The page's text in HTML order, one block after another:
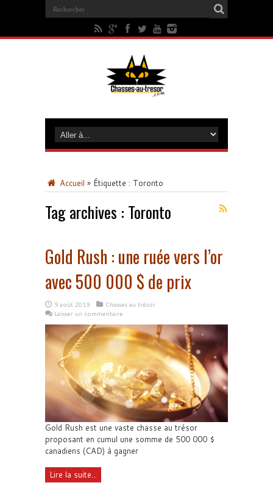
Accueil » Étiquette : Toronto
Tag archives : Toronto
Gold Rush : une ruée vers l’or
avec 500 000 $ de prix
9 août 2019
Chasses au trésor
Laisser un commentaire
Gold Rush est une vaste chasse au trésor
proposant en cumul une somme de 500 000 $
canadiens (CAD) à gagner
Lire la suite...